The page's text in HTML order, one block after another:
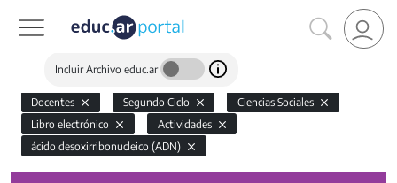
Incluir Archivo educ.ar
Docentes Segundo Ciclo
Ciencias Sociales
Libro electrónico
Actividades
ácido desoxirribonucleico (ADN)